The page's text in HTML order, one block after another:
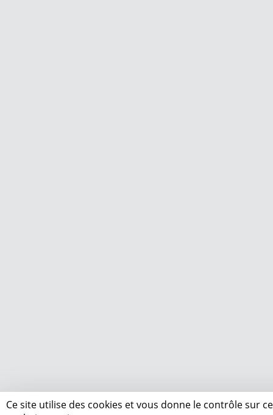
Ce site utilise des cookies et vous donne le contrôle sur